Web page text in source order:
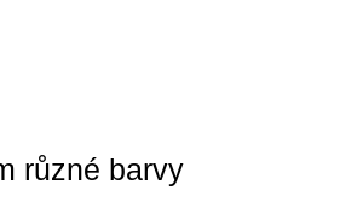
různé barvy